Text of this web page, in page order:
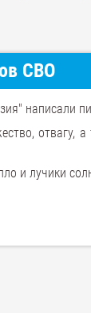
СВО
написали
отвагу,
и лучики